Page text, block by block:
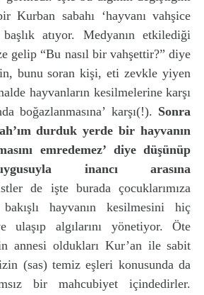
Kurban sabahı ‘hayvanı vahşice
atıyor. Medyanın etkilediği
gelip “Bu nasıl bir vahşettir?” diye
bunu soran kişi, eti zevkle yiyen
hayvanların kesilmelerine karşı
boğazlanmasına’ karşı(!). Sonra
durduk yerde bir hayvanın
emredemez’ diye düşünüp
inancı arasına
de işte burada çocuklarımıza
hayvanın kesilmesini hiç
ulaşıp algılarını yönetiyor. Öte
annesi oldukları Kur’an ile sabit
(sas) temiz eşleri konusunda da
bir mahcubiyet içindedirler.